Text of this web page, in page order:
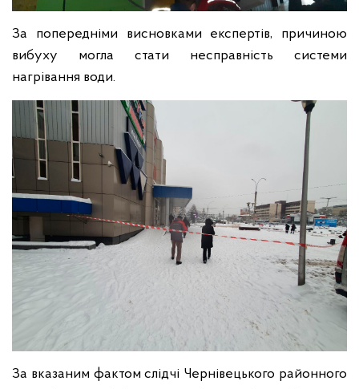
За попередніми висновками експертів, причиною
вибуху могла стати несправність системи
нагрівання води.
За вказаним фактом слідчі Чернівецького районного